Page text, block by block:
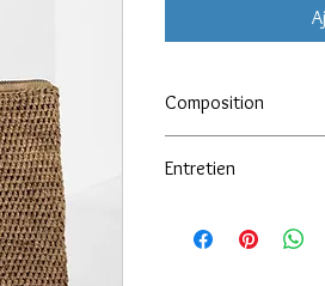
Composition
Entretien
éponge légèrement